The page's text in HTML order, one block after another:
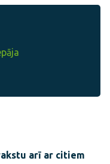
arī ar citiem